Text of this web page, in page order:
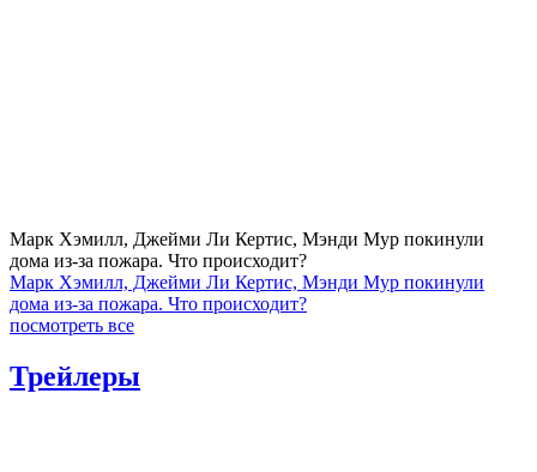
Марк Хэмилл, Джейми Ли Кертис, Мэнди Мур покинули
дома из-за пожара. Что происходит?
Марк Хэмилл, Джейми Ли Кертис, Мэнди Мур покинули
дома из-за пожара. Что происходит?
посмотреть все
Трейлеры